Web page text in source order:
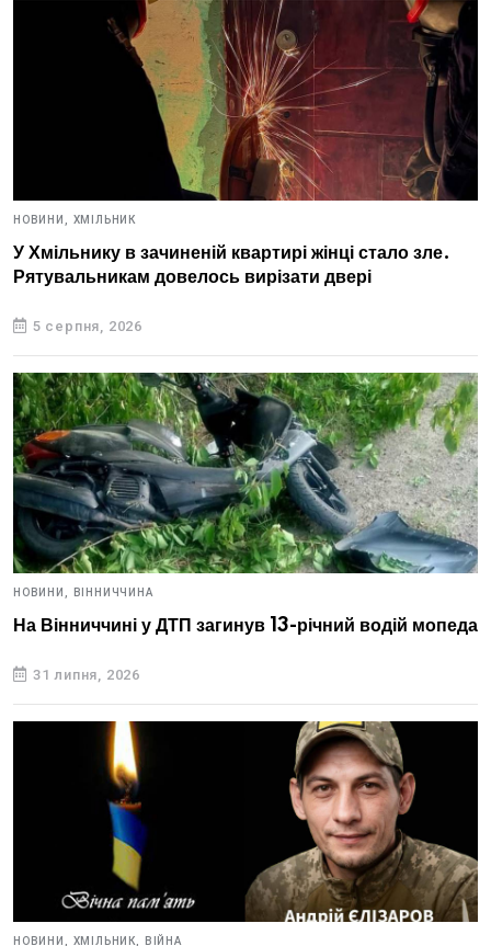
НОВИНИ, ХМІЛЬНИК
У Хмільнику в зачиненій квартирі жінці стало зле.
Рятувальникам довелось вирізати двері
5 серпня, 2026
НОВИНИ, ВІННИЧЧИНА
На Вінниччині у ДТП загинув 13-річний водій мопеда
31 липня, 2026
НОВИНИ, ХМІЛЬНИК, ВІЙНА